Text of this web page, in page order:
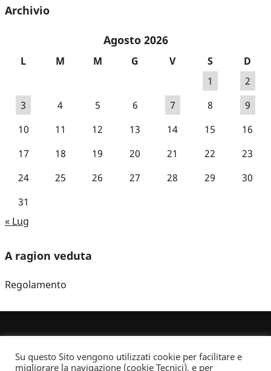
Archivio
Agosto 2026
L M M G V S
D
1
2
3
4 5 6 7 8
9
10
11 12 13 14 15
16
17
18 19 20 21 22
23
24
25 26 27 28 29
30
31
« Lug
A ragion veduta
Regolamento
Su questo Sito vengono utilizzati cookie per facilitare e
migliorare la navigazione (cookie Tecnici), e per